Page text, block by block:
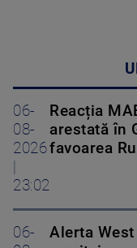
06-
08-
2026
23:02
Reacția
arestată în
favoarea
06-
Alerta